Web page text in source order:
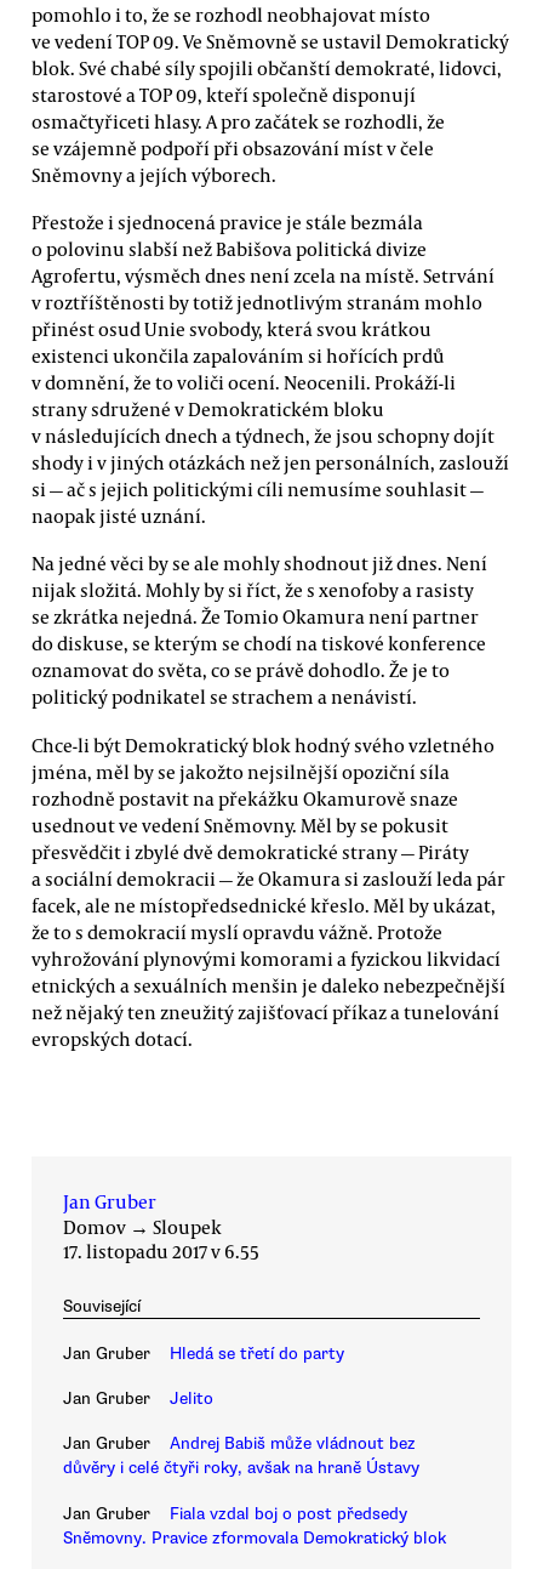
pomohlo i to, že se rozhodl neobhajovat místo
ve vedení TOP 09. Ve Sněmovně se ustavil Demokratický
blok. Své chabé síly spojili občanští demokraté, lidovci,
starostové a TOP 09, kteří společně disponují
osmačtyřiceti hlasy. A pro začátek se rozhodli, že
se vzájemně podpoří při obsazování míst v čele
Sněmovny a jejích výborech.
Přestože i sjednocená pravice je stále bezmála
o polovinu slabší než Babišova politická divize
Agrofertu, výsměch dnes není zcela na místě. Setrvání
v roztříštěnosti by totiž jednotlivým stranám mohlo
přinést osud Unie svobody, která svou krátkou
existenci ukončila zapalováním si hořících prdů
v domnění, že to voliči ocení. Neocenili. Prokáží-li
strany sdružené v Demokratickém bloku
v následujících dnech a týdnech, že jsou schopny dojít
shody i v jiných otázkách než jen personálních, zaslouží
si — ač s jejich politickými cíli nemusíme souhlasit —
naopak jisté uznání.
Na jedné věci by se ale mohly shodnout již dnes. Není
nijak složitá. Mohly by si říct, že s xenofoby a rasisty
se zkrátka nejedná. Že Tomio Okamura není partner
do diskuse, se kterým se chodí na tiskové konference
oznamovat do světa, co se právě dohodlo. Že je to
politický podnikatel se strachem a nenávistí.
Chce-li být Demokratický blok hodný svého vzletného
jména, měl by se jakožto nejsilnější opoziční síla
rozhodně postavit na překážku Okamurově snaze
usednout ve vedení Sněmovny. Měl by se pokusit
přesvědčit i zbylé dvě demokratické strany — Piráty
a sociální demokracii — že Okamura si zaslouží leda pár
facek, ale ne místopředsednické křeslo. Měl by ukázat,
že to s demokracií myslí opravdu vážně. Protože
vyhrožování plynovými komorami a fyzickou likvidací
etnických a sexuálních menšin je daleko nebezpečnější
než nějaký ten zneužitý zajišťovací příkaz a tunelování
evropských dotací.
Jan Gruber
Domov → Sloupek
17. listopadu 2017 v 6.55
Související
Jan Gruber Hledá se třetí do party
Jan Gruber Jelito
Jan Gruber
Andrej Babiš může vládnout bez
důvěry i celé čtyři roky, avšak na hraně Ústavy
Jan Gruber
Fiala vzdal boj o post předsedy
Sněmovny. Pravice zformovala Demokratický blok